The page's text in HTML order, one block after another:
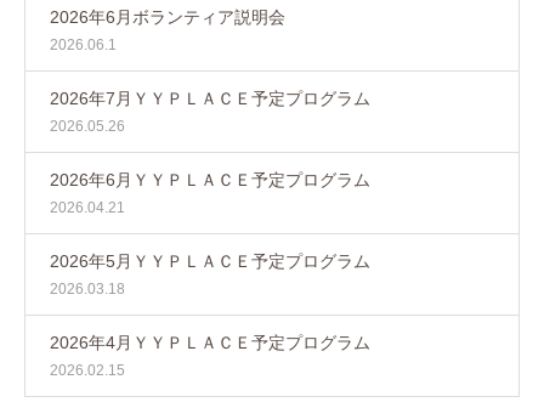
2026年6月ボランティア説明会
2026.06.1
2026年7月ＹＹＰＬＡＣＥ予定プログラム
2026.05.26
2026年6月ＹＹＰＬＡＣＥ予定プログラム
2026.04.21
2026年5月ＹＹＰＬＡＣＥ予定プログラム
2026.03.18
2026年4月ＹＹＰＬＡＣＥ予定プログラム
2026.02.15